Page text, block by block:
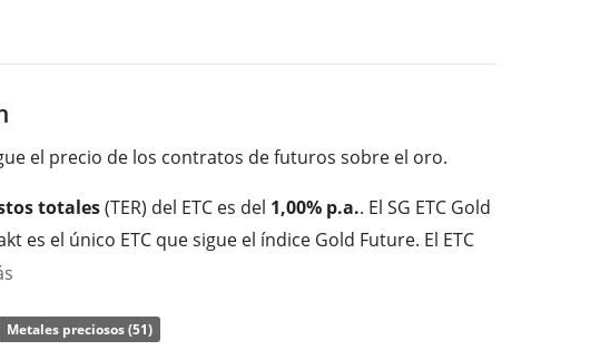
el precio de los contratos de futuros sobre el oro.
totales(TER) del ETC es del 1,00% p.a.. El SG ETC Gold
es el único ETC que sigue el índice Gold Future. El ETC
del índice subyacente de forma
Metales preciosos (51)